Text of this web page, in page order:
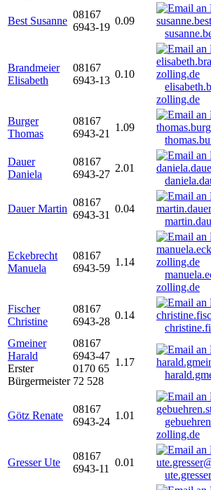
Best Susanne
08167
6943-19
0.09
Brandmeier
Elisabeth
08167
6943-13
0.10
zolling.de
Burger
Thomas
08167
6943-21
1.09
Dauer
Daniela
08167
6943-27
2.01
Dauer Martin
08167
6943-31
0.04
Eckebrecht
Manuela
08167
6943-59
1.14
zolling.de
Fischer
Christine
08167
6943-28
0.14
Gmeiner
Harald
Erster
Bürgermeister
08167
6943-47
0170 65
72 528
1.17
Götz Renate
08167
6943-24
1.01
zolling.de
Gresser Ute
08167
6943-11
0.01